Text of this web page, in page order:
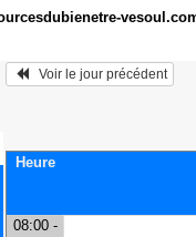
   Voir le jour précédent
Heure
08:00 -